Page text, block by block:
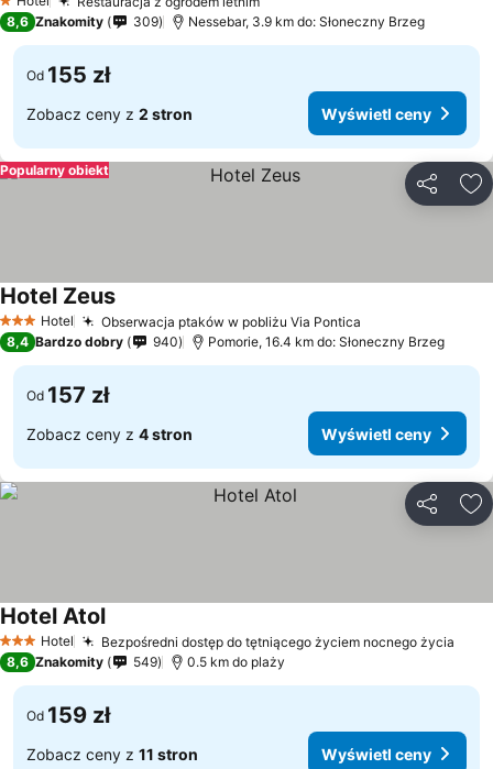
1 Kategoria
8,6 Znakomity 309 Nessebar, 3.9 km do: Słoneczny Brzeg
Od 155 zł
Zobacz ceny z 2 stron Wyświetl ceny
Popularny obiekt
3 Kategoria
Hotel Obserwacja ptaków w pobliżu Via Pontica
Hotel Zeus
8,4 Bardzo dobry 940 Pomorie, 16.4 km do: Słoneczny Brzeg
Od 157 zł
Zobacz ceny z 4 stron Wyświetl ceny
3 Kategoria
Hotel Bezpośredni dostęp do tętniącego życiem nocnego życia
Hotel Atol
8,6 Znakomity 549 0.5 km do plaży
Od 159 zł
Zobacz ceny z 11 stron Wyświetl ceny